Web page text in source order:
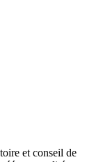
et conseil de